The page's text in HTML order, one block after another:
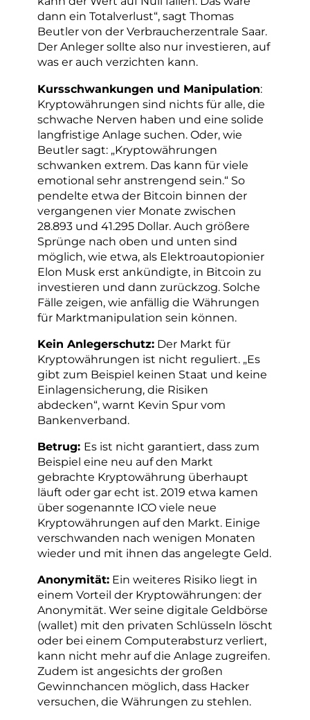
dann ein Totalverlust“, sagt Thomas
Beutler von der Verbraucherzentrale Saar.
Der Anleger sollte also nur investieren, auf
was er auch verzichten kann.
Kursschwankungen und Manipulation:
Kryptowährungen sind nichts für alle, die
schwache Nerven haben und eine solide
langfristige Anlage suchen. Oder, wie
Beutler sagt: „Kryptowährungen
schwanken extrem. Das kann für viele
emotional sehr anstrengend sein.“ So
pendelte etwa der Bitcoin binnen der
vergangenen vier Monate zwischen
28.893 und 41.295 Dollar. Auch größere
Sprünge nach oben und unten sind
möglich, wie etwa, als Elektroautopionier
Elon Musk erst ankündigte, in Bitcoin zu
investieren und dann zurückzog. Solche
Fälle zeigen, wie anfällig die Währungen
für Marktmanipulation sein können.
Kein Anlegerschutz: Der Markt für
Kryptowährungen ist nicht reguliert. „Es
gibt zum Beispiel keinen Staat und keine
Einlagensicherung, die Risiken
abdecken“, warnt Kevin Spur vom
Bankenverband.
Betrug: Es ist nicht garantiert, dass zum
Beispiel eine neu auf den Markt
gebrachte Kryptowährung überhaupt
läuft oder gar echt ist. 2019 etwa kamen
über sogenannte ICO viele neue
Kryptowährungen auf den Markt. Einige
verschwanden nach wenigen Monaten
wieder und mit ihnen das angelegte Geld.
Anonymität: Ein weiteres Risiko liegt in
einem Vorteil der Kryptowährungen: der
Anonymität. Wer seine digitale Geldbörse
(wallet) mit den privaten Schlüsseln löscht
oder bei einem Computerabsturz verliert,
kann nicht mehr auf die Anlage zugreifen.
Zudem ist angesichts der großen
Gewinnchancen möglich, dass Hacker
versuchen, die Währungen zu stehlen.